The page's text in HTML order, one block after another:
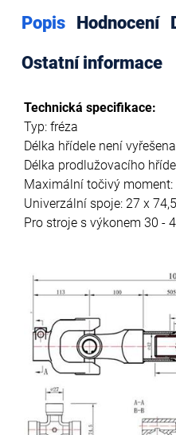
Popis Hodnocení
Ostatní informace
Technická specifikace:
Typ: fréza
Délka hřídele není
Délka prodlužovacího
Maximální točivý moment:
Univerzální spoje: 27 x
Pro stroje s výkonem 30 -